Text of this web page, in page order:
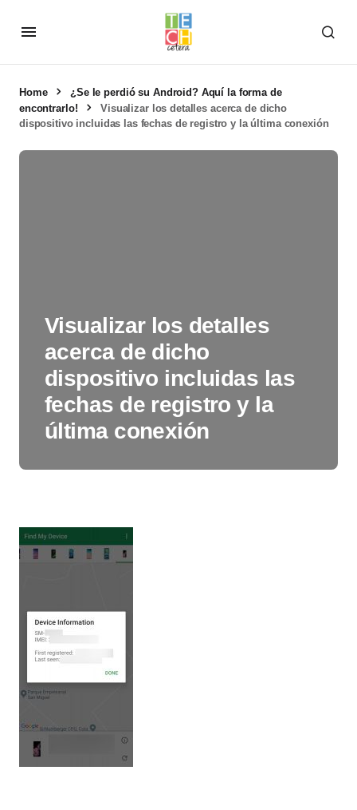
Home
¿Se le perdió su Android? Aquí la forma de
encontrarlo!
Visualizar los detalles acerca de dicho
dispositivo incluidas las fechas de registro y la última conexión
Visualizar los detalles
acerca de dicho
dispositivo incluidas las
fechas de registro y la
última conexión